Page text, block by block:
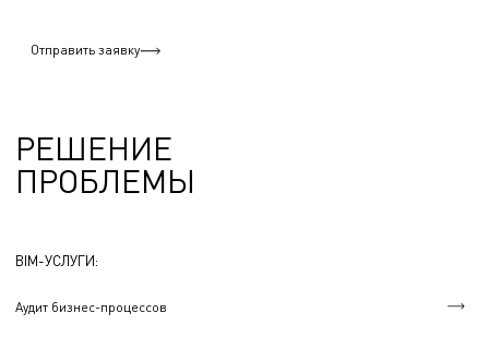
Отправить заявку
РЕШЕНИЕ
ПРОБЛЕМЫ
BIM-УСЛУГИ:
Аудит бизнес-процессов